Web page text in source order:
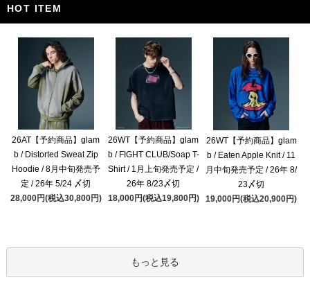
HOT ITEM
26AT【予約商品】glam
b / Distorted Sweat Zip
Hoodie / 8月中旬発売予
定 / 26年 5/24 〆切
28,000円(税込30,800円)
26WT【予約商品】glam
b / FIGHT CLUB/Soap T-
Shirt / 1月上旬発売予定 /
26年 8/23〆切
18,000円(税込19,800円)
26WT【予約商品】glam
b / Eaten Apple Knit / 11
月中旬発売予定 / 26年 8/
23〆切
19,000円(税込20,900円)
もっと見る